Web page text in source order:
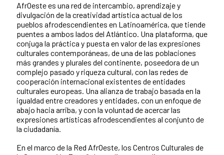
AfrOeste es una red de intercambio, aprendizaje y
divulgación de la creatividad artística actual de los
pueblos afrodescendientes en Latinoamérica, que tiende
puentes a ambos lados del Atlántico. Una plataforma, que
conjuga la práctica y puesta en valor de las expresiones
culturales contemporáneas, de una de las poblaciones
más grandes y plurales del continente, poseedora de un
complejo pasado y riqueza cultural, con las redes de
cooperación internacional existentes de entidades
culturales europeas. Una alianza de trabajo basada en la
igualdad entre creadores y entidades, con un enfoque de
abajo hacia arriba, y con la voluntad de acercar las
expresiones artísticas afrodescendientes al conjunto de
la ciudadanía.
En el marco de la Red AfrOeste, los Centros Culturales de